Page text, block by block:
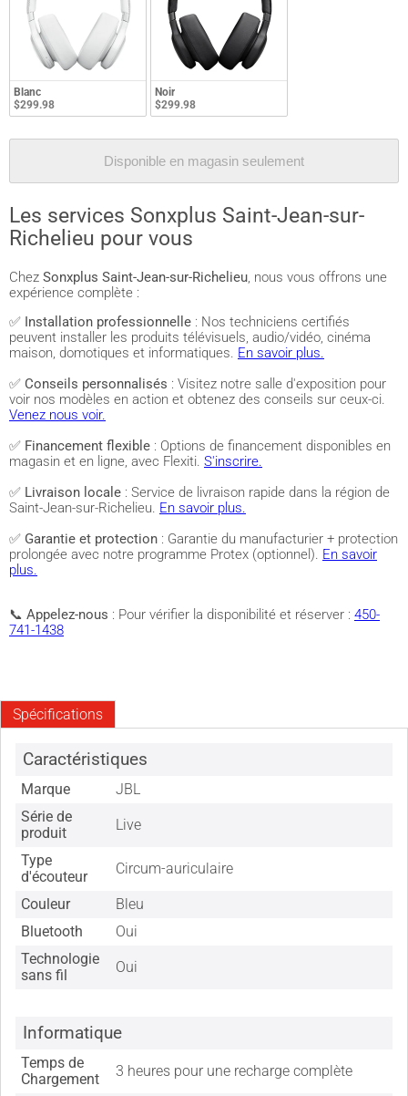
Blanc
$299.98
Noir
$299.98
Disponible en magasin seulement
Les services Sonxplus Saint-Jean-sur-
Richelieu pour vous
Chez Sonxplus Saint-Jean-sur-Richelieu, nous vous offrons une
expérience complète :
✅ Installation professionnelle : Nos techniciens certifiés
peuvent installer les produits télévisuels, audio/vidéo, cinéma
maison, domotiques et informatiques. En savoir plus.
✅ Conseils personnalisés : Visitez notre salle d'exposition pour
voir nos modèles en action et obtenez des conseils sur ceux-ci.
Venez nous voir.
✅ Financement flexible : Options de financement disponibles en
magasin et en ligne, avec Flexiti. S'inscrire.
✅ Livraison locale : Service de livraison rapide dans la région de
Saint-Jean-sur-Richelieu. En savoir plus.
✅ Garantie et protection : Garantie du manufacturier + protection
prolongée avec notre programme Protex (optionnel). En savoir
plus.
📞 Appelez-nous : Pour vérifier la disponibilité et réserver : 450-
741-1438
Spécifications
Caractéristiques
Marque
JBL
Série de
produit
Live
Type
d'écouteur
Circum-auriculaire
Couleur
Bleu
Bluetooth
Oui
Technologie
sans fil
Oui
Informatique
Temps de
Chargement
3 heures pour une recharge complète